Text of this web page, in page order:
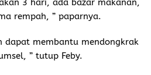
3 hari, ada bazar makanan,
rempah, ” paparnya.
dapat membantu mendongkrak
” tutup Feby.